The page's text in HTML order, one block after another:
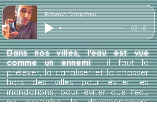
Edoardo Borgomeo
-02:16
Dans nos villes, l'eau est vue
comme un ennemi: il faut la
prélever, la canaliser et la chasser
hors des villes pour éviter les
inondations, pour éviter que l'eau
ne perturbe le développement